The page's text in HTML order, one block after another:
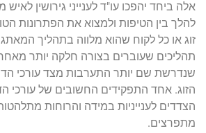
אלה ביחד יהפכו עו"ד לענייני גירושין
להלך בין הטיפות ולמצוא את הפתרונות
זוג או כל לקוח שהוא מלווה בתהליך
תהליכים שעוברים בצורה חלקה יותר
שנדרשת שם יותר התערבות מצד עורכי
הזוג. אחד התפקידים החשובים של עורכי
הצדדים לענייניות במידה והרוחות
מתפרצים.